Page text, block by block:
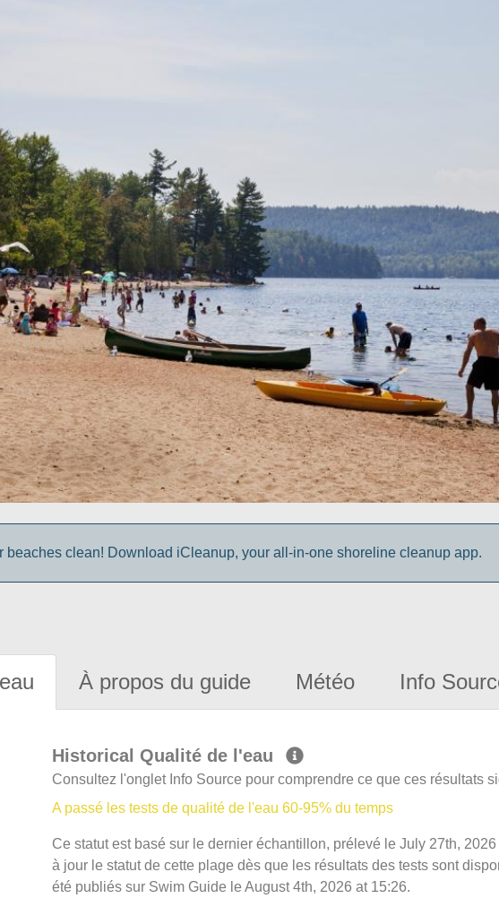
beaches clean! Download iCleanup, your all-in-one shoreline cleanup app.
À propos du guide Météo Info
Historical Qualité de l'eau
Consultez l'onglet Info Source pour comprendre ce que ces résultats
A passé les tests de qualité de l'eau 60-95% du temps
Ce statut est basé sur le dernier échantillon, prélevé le July 27th,
à jour le statut de cette plage dès que les résultats des tests sont
été publiés sur Swim Guide le August 4th, 2026 at 15:26.